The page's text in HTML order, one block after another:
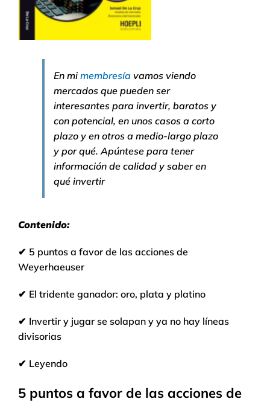
En mi membresía vamos viendo
mercados que pueden ser
interesantes para invertir, baratos y
con potencial, en unos casos a corto
plazo y en otros a medio-largo plazo
y por qué. Apúntese para tener
información de calidad y saber en
qué invertir
Contenido:
✔ 5 puntos a favor de las acciones de
Weyerhaeuser
✔ El tridente ganador: oro, plata y platino
✔ Invertir y jugar se solapan y ya no hay líneas
divisorias
✔ Leyendo
5 puntos a favor de las acciones de